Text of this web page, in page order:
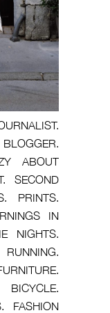
ABOUT
SECOND
PRINTS.
IN
NIGHTS.
BICYCLE.
FASHION